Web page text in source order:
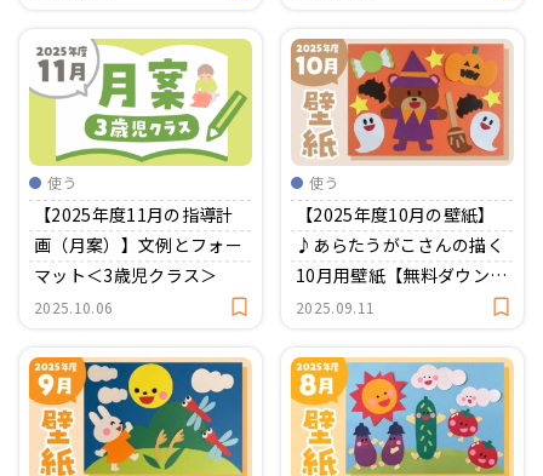
使う
【2025年度11月の指導計
画（月案）】文例とフォー
マット＜3歳児クラス＞
2025.10.06
使う
【2025年度10月の壁紙】
♪あらたうがこさんの描く
10月用壁紙【無料ダウンロ
ード】
2025.09.11